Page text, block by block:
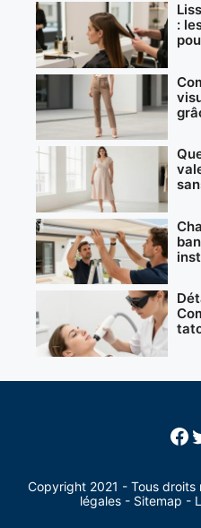
:
Copyright 2021 - Tous droits
légales - Sitemap -